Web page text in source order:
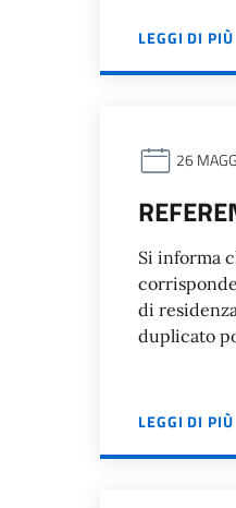
LEGGI DI PIÙ
26
Si informa
di
duplicato
LEGGI DI PIÙ